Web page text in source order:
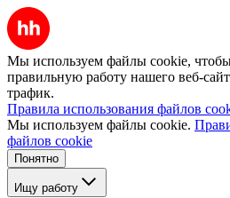
Мы используем файлы cookie, чтобы
правильную работу нашего веб-
трафик.
Правила использования файлов
Мы используем файлы cookie.
файлов cookie
Понятно
Ищу работу